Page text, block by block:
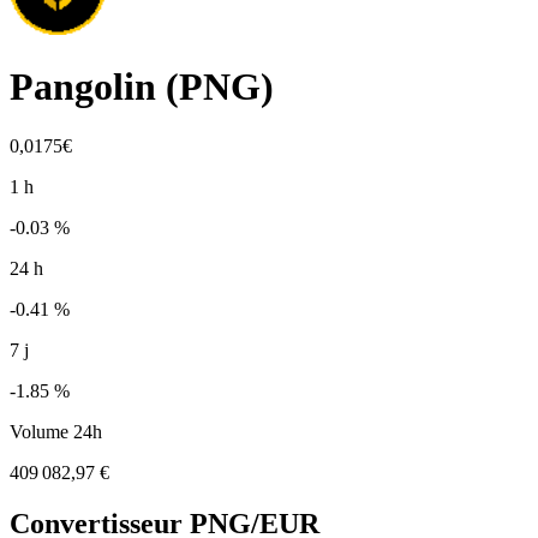
Pangolin (PNG)
0,0175€
1 h
-0.03 %
24 h
-0.41 %
7 j
-1.85 %
Volume 24h
409 082,97 €
Convertisseur PNG/EUR